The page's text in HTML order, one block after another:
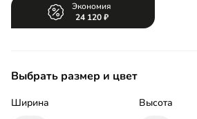
Экономия
24 120
Выбрать размер и цвет
Ширина Высота